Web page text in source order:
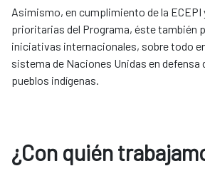
Asimismo, en cumplimiento de la ECEPI
prioritarias del Programa, éste también
iniciativas internacionales, sobre todo
sistema de Naciones Unidas en defensa
pueblos indígenas.
¿Con quién